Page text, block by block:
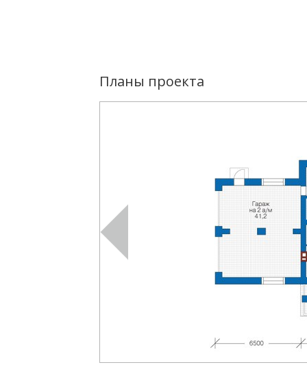
Планы проекта